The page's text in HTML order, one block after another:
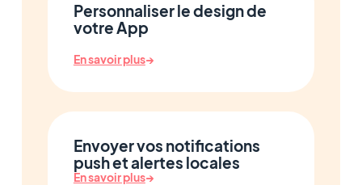
Personnaliser le design de
votre App
En savoir plus→
Envoyer vos notifications
push et alertes locales
En savoir plus→